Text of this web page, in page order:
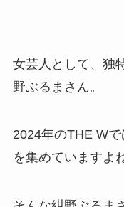
女芸人として、独
野ぶるまさん。
2024年のTHE W
を集めていますよ